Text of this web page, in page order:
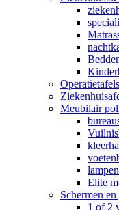
Operatietafels
Meubilair
lampen
Elite
Schermen
1 of 2